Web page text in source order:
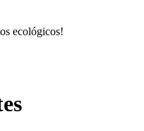
ecológicos!